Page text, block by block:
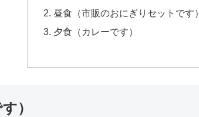
昼食（市販のおにぎりセットです）
夕食（カレーです）
）